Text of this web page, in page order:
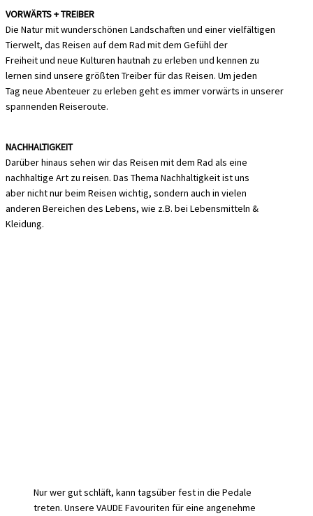
VORWÄRTS + TREIBER
Die Natur mit wunderschönen Landschaften und einer vielfältigen
Tierwelt, das Reisen auf dem Rad mit dem Gefühl der
Freiheit und neue Kulturen hautnah zu erleben und kennen zu
lernen sind unsere größten Treiber für das Reisen. Um jeden
Tag neue Abenteuer zu erleben geht es immer vorwärts in unserer
spannenden Reiseroute.
NACHHALTIGKEIT
Darüber hinaus sehen wir das Reisen mit dem Rad als eine
nachhaltige Art zu reisen. Das Thema Nachhaltigkeit ist uns
aber nicht nur beim Reisen wichtig, sondern auch in vielen
anderen Bereichen des Lebens, wie z.B. bei Lebensmitteln &
Kleidung.
Nur wer gut schläft, kann tagsüber fest in die Pedale
treten. Unsere VAUDE Favouriten für eine angenehme